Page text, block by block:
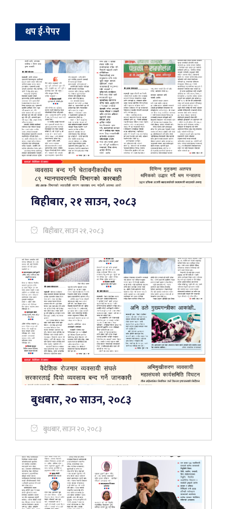
थप ई-पेपर
बिहीबार, २१ साउन, २०८३
बिहीबार, साउन २१, २०८३
बुधबार, २० साउन, २०८३
बुधबार, साउन २०, २०८३